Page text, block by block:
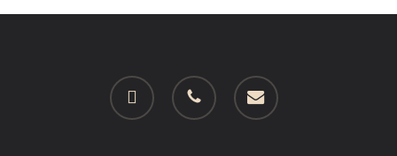
facebook phone email